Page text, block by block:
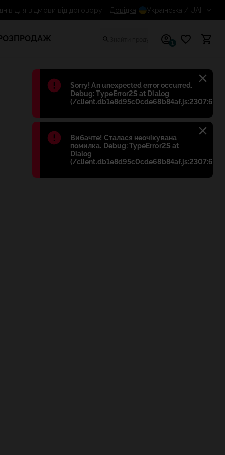
Błąd:
Sorry! An unexpected error occurred.
Debug: TypeError2S at Dialog
(/client.db1e8d95c0cde68b84af.js:2307:698)
Błąd:
Вибачте! Сталася неочікувана
помилка. Debug: TypeError2S at
Dialog
(/client.db1e8d95c0cde68b84af.js:2307:698)
14 днів для відмови від договору
Довідка Українська / UAH
1